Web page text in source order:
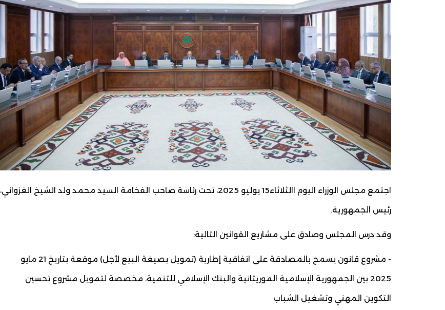
اجتمع مجلس الوزراء اليوم االثلاثاء15 يوليو 2025، تحت رئاسة صاحب الفخامة السيد محمد ولد الشيخ الغزواني،
رئيس الجمهورية.
وقد درس المجلس وصادق على مشاريع القوانين التالية:
- مشروع قانون يسمح بالمصادقة على اتفاقية إطارية (تمويل بصيغة البيع لأجل) موقعة بتاريخ 21 مايو
2025 بين الجمهورية الإسلامية الموريتانية والبنك الإسلامي للتنمية، مخصصة لتمويل مشروع تحسين
التكوين المهني وتشغيل الشباب